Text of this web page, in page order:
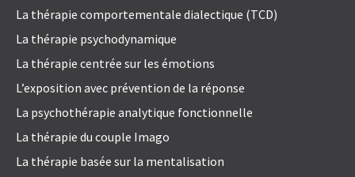
La thérapie comportementale dialectique (TCD)
La thérapie psychodynamique
La thérapie centrée sur les émotions
L’exposition avec prévention de la réponse
La psychothérapie analytique fonctionnelle
La thérapie du couple Imago
La thérapie basée sur la mentalisation